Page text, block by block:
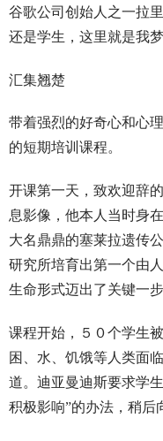
谷歌公司创始人之一拉
还是学生，这里就是我
汇集翘楚
带着强烈的好奇心和心
的短期培训课程。
开课第一天，致欢迎辞
息影像，他本人当时身
大名鼎鼎的塞莱拉遗传
研究所培育出第一个由
生命形式迈出了关键一步
课程开始，５０个学生
困、水、饥饿等人类面
道。迪亚曼迪斯要求学
积极影响”的办法，稍后